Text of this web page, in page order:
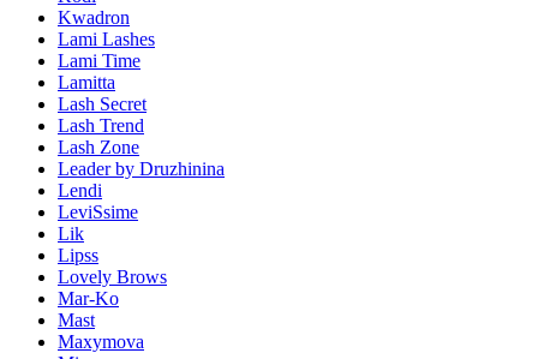
Kwadron
Lami Lashes
Lami Time
Lamitta
Lash Secret
Lash Trend
Lash Zone
Leader by Druzhinina
Lendi
LeviSsime
Lik
Lipss
Lovely Brows
Mar-Ko
Mast
Maxymova